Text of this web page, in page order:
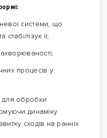
системи, що
її;
процесів у
для обробки
динаміку
сходів на ранніх